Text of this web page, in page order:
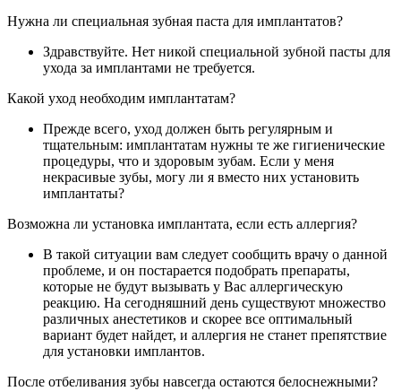
Нужна ли специальная зубная паста для имплантатов?
Здравствуйте. Нет никой специальной зубной пасты для
ухода за имплантами не требуется.
Какой уход необходим имплантатам?
Прежде всего, уход должен быть регулярным и
тщательным: имплантатам нужны те же гигиенические
процедуры, что и здоровым зубам. Если у меня
некрасивые зубы, могу ли я вместо них установить
имплантаты?
Возможна ли установка имплантата, если есть аллергия?
В такой ситуации вам следует сообщить врачу о данной
проблеме, и он постарается подобрать препараты,
которые не будут вызывать у Вас аллергическую
реакцию. На сегодняшний день существуют множество
различных анестетиков и скорее все оптимальный
вариант будет найдет, и аллергия не станет препятствие
для установки имплантов.
После отбеливания зубы навсегда остаются белоснежными?